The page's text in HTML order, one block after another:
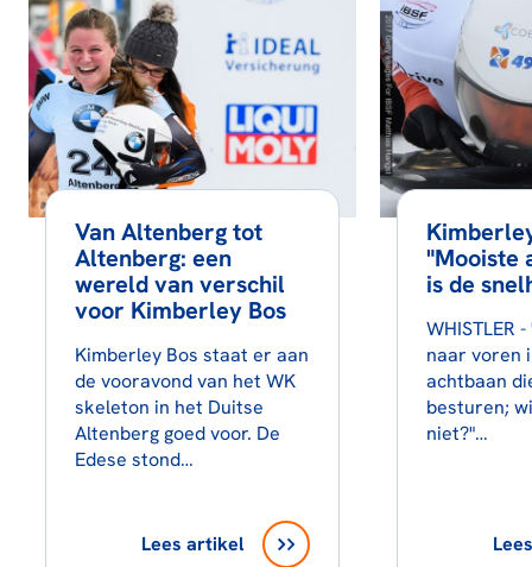
Van Altenberg tot
Altenberg: een
wereld van verschil
voor Kimberley Bos
Kimberley Bos staat er aan
de vooravond van het WK
skeleton in het Duitse
Altenberg goed voor. De
Edese stond…
Lees artikel
"Mooiste
is de
WHISTLER
naar voren
achtbaan
besturen;
niet?"…